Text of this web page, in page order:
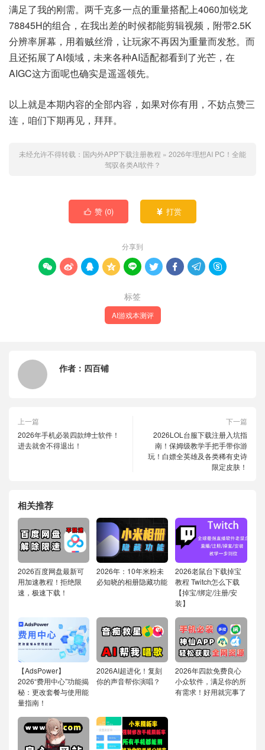
满足了我的刚需。两千克多一点的重量搭配上4060加锐龙
78845H的组合，在我出差的时候都能剪辑视频，附带2.5K
分辨率屏幕，用着贼丝滑，让玩家不再因为重量而发愁。而
且还拓展了AI领域，未来各种AI适配都看到了光芒，在
AIGC这方面呢也确实是遥遥领先。
以上就是本期内容的全部内容，如果对你有用，不妨点赞三
连，咱们下期再见，拜拜。
未经允许不得转载： 国内外APP下载注册教程 » 2026年理想AI PC！全能
驾驭各类AI软件？
 赞 (0)  打赏
分享到
        
标签
AI游戏本测评
作者： 四百铺
上一篇
2026年手机必装四款绅士软件！
进去就舍不得退出！
下一篇
2026LOL台服下载注册入坑指
南！保姆级教学手把手带你游
玩！白嫖全英雄及各类稀有史诗
限定皮肤！
相关推荐
2026百度网盘最新可
用加速教程！拒绝限
速，极速下载！
2026年：10年米粉未
必知晓的相册隐藏功能
2026老鼠台下载掉宝
教程 Twitch怎么下载
【掉宝/绑定/注册/安
装】
【AdsPower】
2026“费用中心”功能揭
秘：更改套餐与使用能
量指南！
2026AI超进化！复刻
你的声音帮你演唱？
2026年四款免费良心
小众软件，满足你的所
有需求！好用就完事了